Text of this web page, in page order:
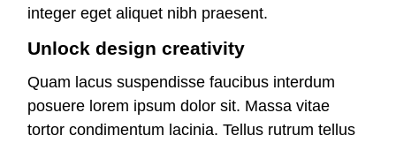
integer eget aliquet nibh praesent.
Unlock design creativity
Quam lacus suspendisse faucibus interdum
posuere lorem ipsum dolor sit. Massa vitae
tortor condimentum lacinia. Tellus rutrum tellus